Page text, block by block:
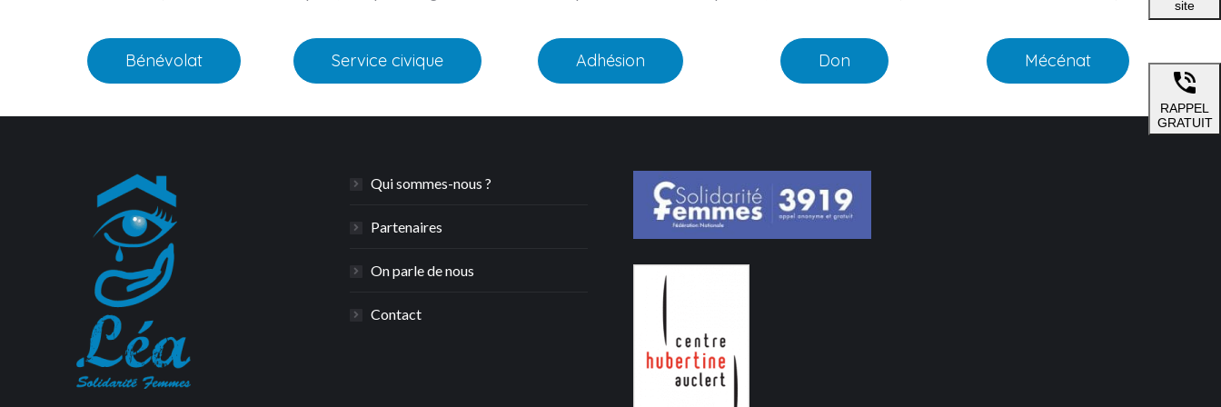
Bénévolat Service civique Adhésion Don Mécénat
Qui sommes-nous ?
Partenaires
On parle de nous
Contact
site
RAPPEL
GRATUIT